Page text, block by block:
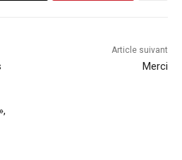
Article suivant
Merci